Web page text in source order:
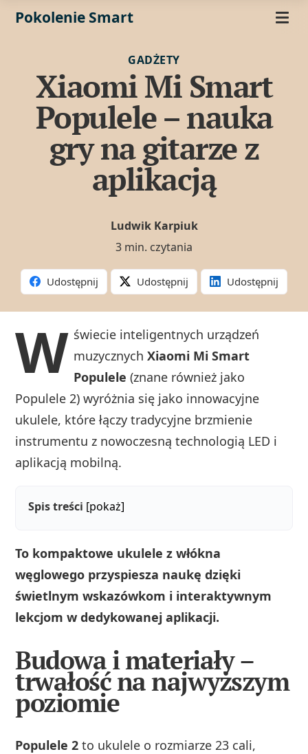
Pokolenie Smart
GADŻETY
Xiaomi Mi Smart
Populele – nauka
gry na gitarze z
aplikacją
Ludwik Karpiuk
3 min. czytania
Udostępnij Udostępnij Udostępnij
W świecie inteligentnych urządzeń
muzycznychXiaomi Mi Smart
Populele (znane również jako
Populele 2) wyróżnia się jako innowacyjne
ukulele, które łączy tradycyjne brzmienie
instrumentu z nowoczesną technologią LED i
aplikacją mobilną.
Spis treści [pokaż]
To kompaktowe ukulele z włókna
węglowego przyspiesza naukę dzięki
świetlnym wskazówkom i interaktywnym
lekcjom w dedykowanej aplikacji.
Budowa i materiały –
trwałość na najwyższym
poziomie
Populele 2 to ukulele o rozmiarze 23 cali,